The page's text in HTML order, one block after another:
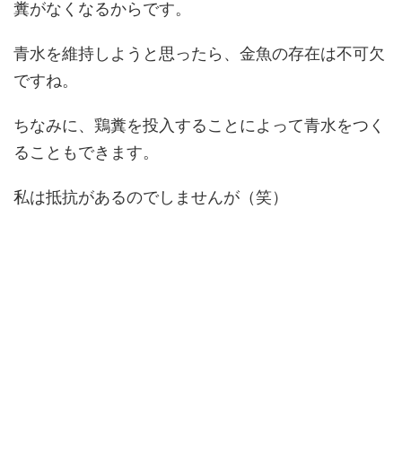
糞がなくなるからです。
青水を維持しようと思ったら、金魚の存在は不可欠
ですね。
ちなみに、鶏糞を投入することによって青水をつく
ることもできます。
私は抵抗があるのでしませんが（笑）